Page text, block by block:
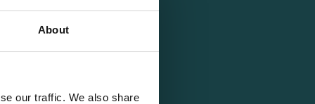
About
our traffic. We also share